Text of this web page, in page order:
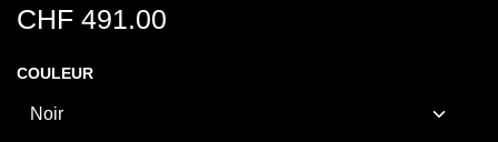
CHF 491.00
COULEUR